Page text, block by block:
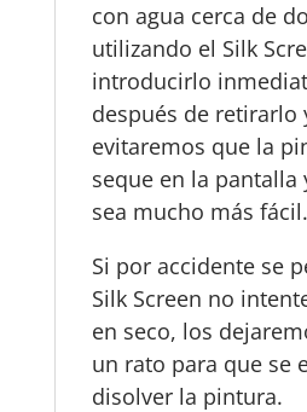
con agua cerca de
utilizando el Silk
introducirlo
después de retirarlo
evitaremos que la
seque en la pantalla
sea mucho más fácil.
Si por accidente se
Silk Screen no
en seco, los
un rato para que se
disolver la pintura.